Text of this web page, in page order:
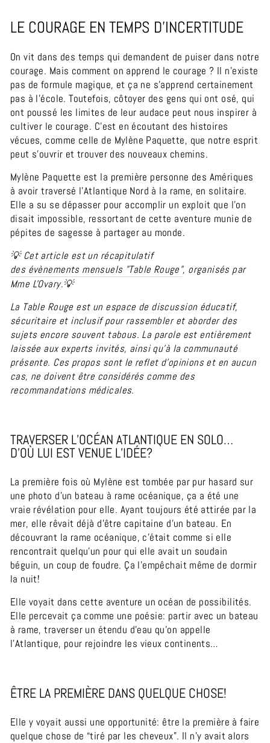
LE COURAGE EN TEMPS D'INCERTITUDE
On vit dans des temps qui demandent de puiser dans notre
courage. Mais comment on apprend le courage ? Il n’existe
pas de formule magique, et ça ne s’apprend certainement
pas à l’école. Toutefois, côtoyer des gens qui ont osé, qui
ont poussé les limites de leur audace peut nous inspirer à
cultiver le courage. C’est en écoutant des histoires
vécues, comme celle de Mylène Paquette, que notre esprit
peut s’ouvrir et trouver des nouveaux chemins.
Mylène Paquette est la première personne des Amériques
à avoir traversé l’Atlantique Nord à la rame, en solitaire.
Elle a su se dépasser pour accomplir un exploit que l’on
disait impossible, ressortant de cette aventure munie de
pépites de sagesse à partager au monde.
💡 Cet article est un récapitulatif
des évènements mensuels "Table Rouge", organisés par
Mme L'Ovary.💡
La Table Rouge est un espace de discussion éducatif,
sécuritaire et inclusif pour rassembler et aborder des
sujets encore souvent tabous. La parole est entièrement
laissée aux experts invités, ainsi qu’à la communauté
présente. Ces propos sont le reflet d'opinions et en aucun
cas, ne doivent être considérés comme des
recommandations médicales.
TRAVERSER L’OCÉAN ATLANTIQUE EN SOLO…
D’OÙ LUI EST VENUE L’IDÉE?
La première fois où Mylène est tombée par pur hasard sur
une photo d’un bateau à rame océanique, ça a été une
vraie révélation pour elle. Ayant toujours été attirée par la
mer, elle rêvait déjà d’être capitaine d’un bateau. En
découvrant la rame océanique, c’était comme si elle
rencontrait quelqu’un pour qui elle avait un soudain
béguin, un coup de foudre. Ça l’empêchait même de dormir
la nuit!
Elle voyait dans cette aventure un océan de possibilités.
Elle percevait ça comme une poésie: partir avec un bateau
à rame, traverser un étendu d’eau qu’on appelle
l’Atlantique, pour rejoindre les vieux continents…
ÊTRE LA PREMIÈRE DANS QUELQUE CHOSE!
Elle y voyait aussi une opportunité: être la première à faire
quelque chose de “tiré par les cheveux”. Il n’y avait alors